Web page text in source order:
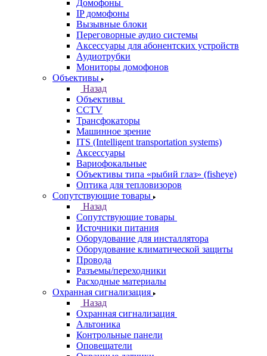
Домофоны
IP домофоны
Вызывные блоки
Переговорные аудио системы
Аксессуары для абонентских устройств
Аудиотрубки
Мониторы домофонов
Объективы
Назад
Объективы
CCTV
Трансфокаторы
Машинное зрение
ITS (Intelligent transportation systems)
Аксессуары
Вариофокальные
Объективы типа «рыбий глаз» (fisheye)
Оптика для тепловизоров
Сопутствующие товары
Назад
Сопутствующие товары
Источники питания
Оборудование для инсталлятора
Оборудование климатической защиты
Провода
Разъемы/переходники
Расходные материалы
Охранная сигнализация
Назад
Охранная сигнализация
Альтоника
Контрольные панели
Оповещатели